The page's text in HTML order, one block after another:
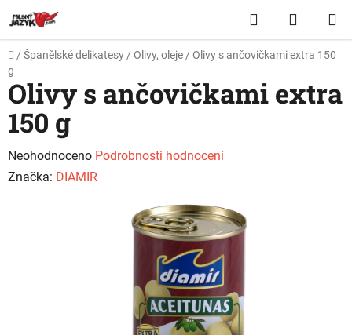
na
obsah
Hledat
KOŠÍK
Domů
/ Španělské delikatesy / Olivy, oleje / Olivy s ančovičkami extra 150
g
Olivy s ančovičkami extra
150 g
Průměrné
hodnocení
Neohodnoceno Podrobnosti hodnocení
Značka: DIAMIR